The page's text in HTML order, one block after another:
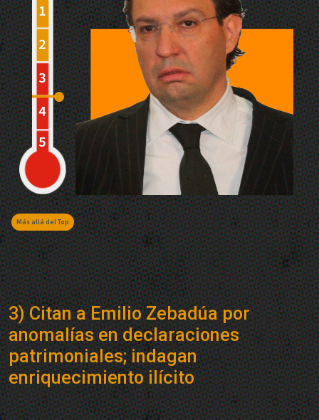
Más allá del Top
3) Citan a Emilio Zebadúa por
anomalías en declaraciones
patrimoniales; indagan
enriquecimiento ilícito